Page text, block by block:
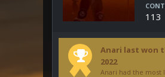
113
Anari last won
2022
Anari had the most